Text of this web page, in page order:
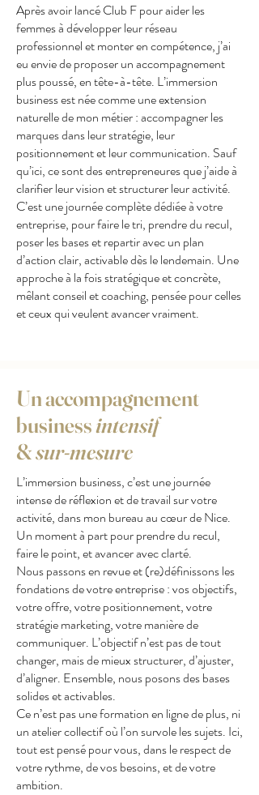
Après avoir lancé Club F pour aider les
femmes à développer leur réseau
professionnel et monter en compétence, j’ai
eu envie de proposer un accompagnement
plus poussé, en tête-à-tête. L’immersion
business est née comme une extension
naturelle de mon métier : accompagner les
marques dans leur stratégie, leur
positionnement et leur communication. Sauf
qu’ici, ce sont des entrepreneures que j’aide à
clarifier leur vision et structurer leur activité.
C’est une journée complète dédiée à votre
entreprise, pour faire le tri, prendre du recul,
poser les bases et repartir avec un plan
d’action clair, activable dès le lendemain. Une
approche à la fois stratégique et concrète,
mêlant conseil et coaching, pensée pour celles
et ceux qui veulent avancer vraiment.
Un accompagnement
businessintensif
&sur-mesure
L’immersion business, c’est une journée
intense de réflexion et de travail sur votre
activité, dans mon bureau au cœur de Nice.
Un moment à part pour prendre du recul,
faire le point, et avancer avec clarté.
Nous passons en revue et (re)définissons les
fondations de votre entreprise : vos objectifs,
votre offre, votre positionnement, votre
stratégie marketing, votre manière de
communiquer. L’objectif n’est pas de tout
changer, mais de mieux structurer, d’ajuster,
d’aligner. Ensemble, nous posons des bases
solides et activables.
Ce n’est pas une formation en ligne de plus, ni
un atelier collectif où l’on survole les sujets. Ici,
tout est pensé pour vous, dans le respect de
votre rythme, de vos besoins, et de votre
ambition.